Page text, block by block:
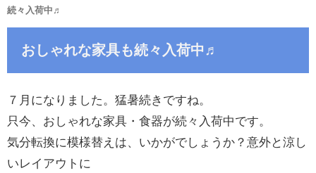
続々入荷中♬
おしゃれな家具も続々入荷中♬
７月になりました。猛暑続きですね。
只今、おしゃれな家具・食器が続々入荷中です。
気分転換に模様替えは、いかがでしょうか？意外と涼し
いレイアウトに